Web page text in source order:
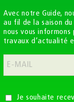
Avec notre Guide,
au fil de la saison du
nous vous
travaux d’actualité
Je souhaite